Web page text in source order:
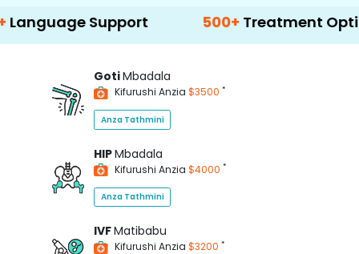
Support 500+ Treatment Options
GotiMbadala
Kifurushi Anzia $3500 *
Anza Tathmini
HIPMbadala
Kifurushi Anzia $4000 *
Anza Tathmini
IVFMatibabu
Kifurushi Anzia $3200 *